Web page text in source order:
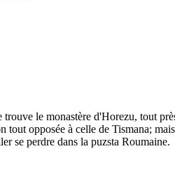
le monastère d'Horezu, tout
opposée à celle de Tismana;
se perdre dans la puzsta Roumaine.